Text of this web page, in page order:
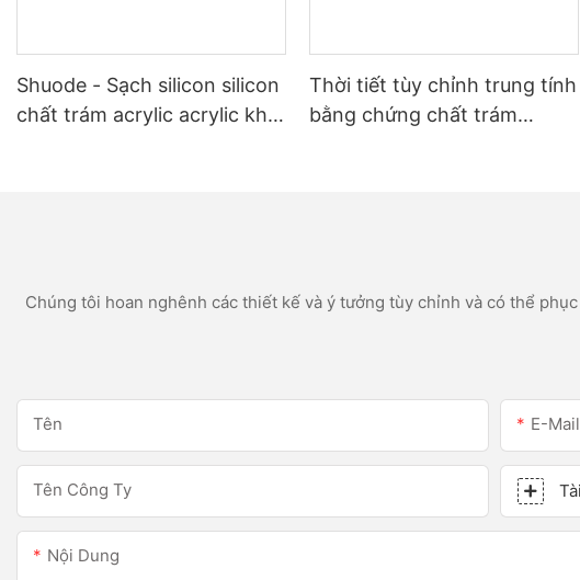
Shuode - Sạch silicon silicon
chất trám acrylic acrylic khô
Thời tiết tùy chỉnh trung tính
bằng chứng chất trám
Chúng tôi hoan nghênh các thiết kế và ý tưởng tùy chỉnh và có thể
Tên E-Mail
Tên Công Ty
Nội Dung